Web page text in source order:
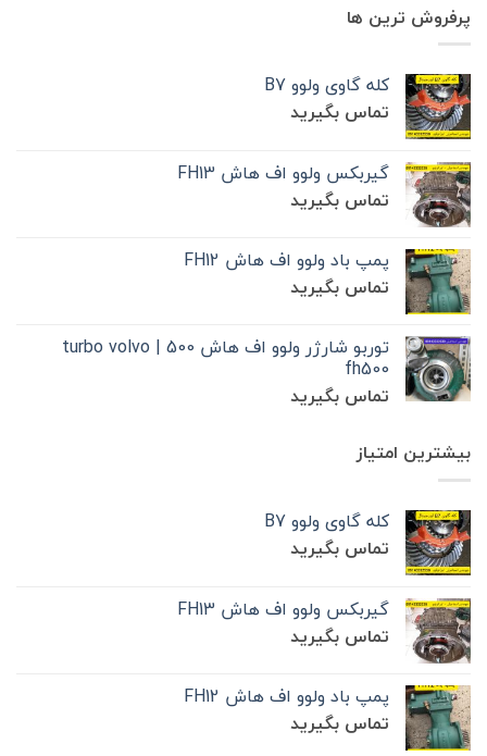
پرفروش ترین ها
کله گاوی ولوو B7
تماس بگیرید
گیربکس ولوو اف هاش FH13
تماس بگیرید
پمپ باد ولوو اف هاش FH12
تماس بگیرید
توربو شارژر ولوو اف هاش 500 | turbo volvo
fh500
تماس بگیرید
بیشترین امتیاز
کله گاوی ولوو B7
تماس بگیرید
گیربکس ولوو اف هاش FH13
تماس بگیرید
پمپ باد ولوو اف هاش FH12
تماس بگیرید